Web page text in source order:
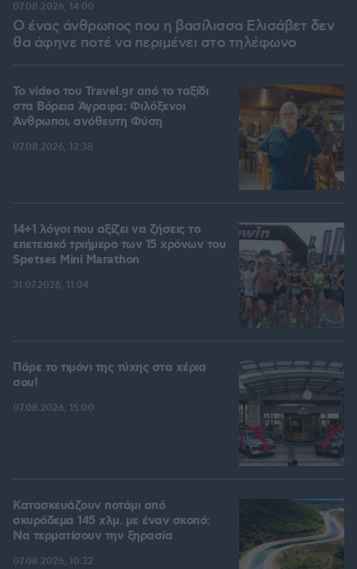
Ο ένας άνθρωπος που η βασίλισσα Ελισάβετ δεν
θα άφηνε ποτέ να περιμένει στο τηλέφωνο
07.08.2026, 14:00
To video του Travel.gr από το ταξίδι
στα Βόρεια Άγραφα: Φιλόξενοι
Άνθρωποι, ανόθευτη Φύση
07.08.2026, 12:38
14+1 λόγοι που αξίζει να ζήσεις το
επετειακό τριήμερο των 15 χρόνων του
Spetses Mini Marathon
31.07.2026, 11:04
Πάρε το τιμόνι της τύχης στα χέρια
σου!
07.08.2026, 15:00
Κατασκευάζουν ποτάμι από
σκυρόδεμα 145 χλμ. με έναν σκοπό:
Να τερματίσουν την ξηρασία
07.08.2026, 10:32